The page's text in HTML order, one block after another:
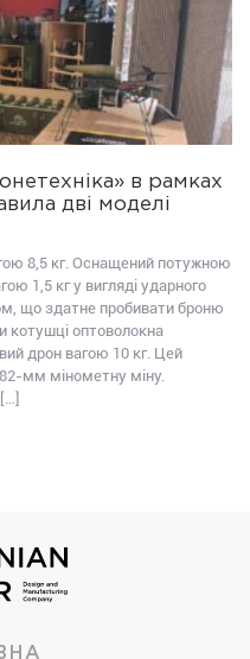
в рамках
дві моделі
8,5 кг. Оснащений потужною
1,5 кг у вигляді ударного
що здатне пробивати броню
котушці оптоволокна
дрон вагою 10 кг. Цей
82-мм мінометну міну.